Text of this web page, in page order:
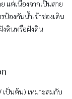
แต่เนื่องจากเป็นสาย
ป้องกันน้ำเข้าช่องเดิน
งดินหรือฝังดิน
เป็นต้น) เหมาะสมกับ